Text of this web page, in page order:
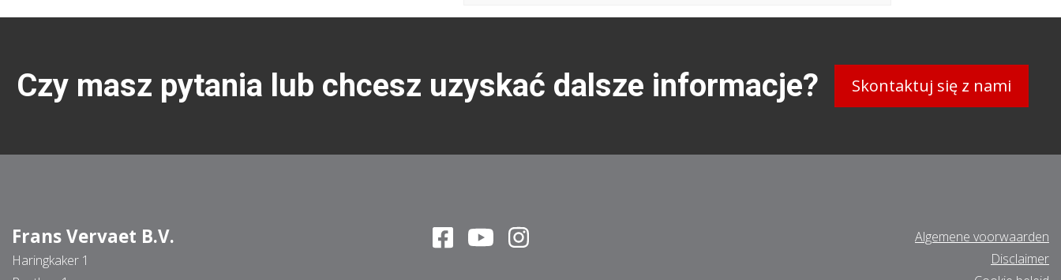
Czy masz pytania lub chcesz uzyskać dalsze informacje? Skontaktuj się z nami
Frans Vervaet B.V.
Haringkaker 1
Algemene voorwaarden
Disclaimer